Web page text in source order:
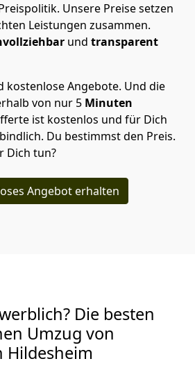
Unsere Preise setzen
Leistungen zusammen.
und transparent
kostenlose Angebote. Und die
von nur 5 Minuten
ist kostenlos und für Dich
Du bestimmst den Preis.
Dich tun?
Angebot erhalten
Die besten
Umzug von
Hildesheim